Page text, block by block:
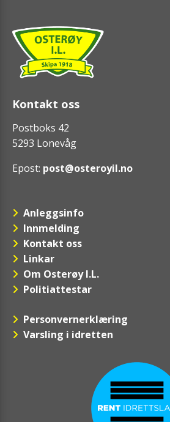
Kontakt oss
Postboks 42
5293 Lonevåg
Epost: post@osteroyil.no
Anleggsinfo
Innmelding
Kontakt oss
Linkar
Om Osterøy I.L.
Politiattestar
Personvernerklæring
Varsling i idretten